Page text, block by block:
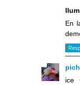
llum
En
ice